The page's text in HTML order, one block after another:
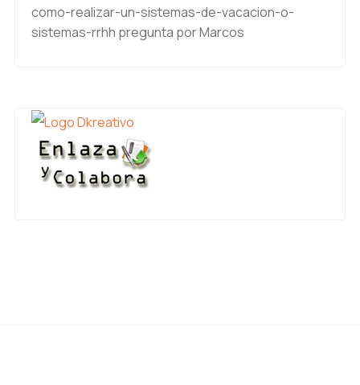
como-realizar-un-sistemas-de-vacacion-o-
sistemas-rrhh pregunta por Marcos